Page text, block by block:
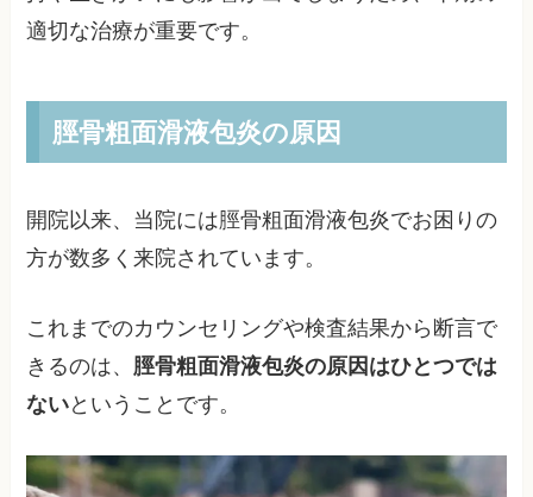
適切な治療が重要です。
脛骨粗面滑液包炎の原因
開院以来、当院には脛骨粗面滑液包炎でお困りの
方が数多く来院されています。
これまでのカウンセリングや検査結果から断言で
きるのは、 脛骨粗面滑液包炎の原因はひとつでは
ないということです。